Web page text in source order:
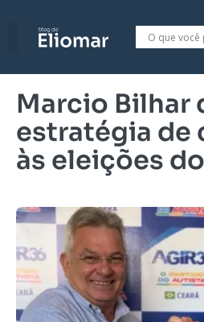
Marcio Bilhar
estratégia de
às eleições